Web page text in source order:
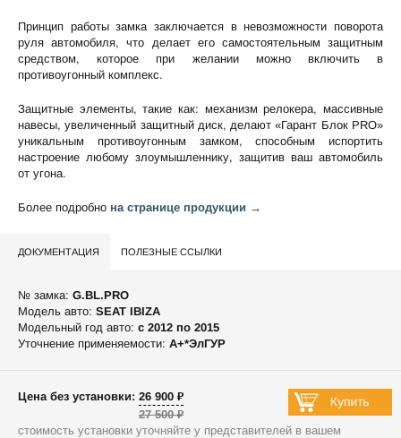
Принцип работы замка заключается в невозможности поворота
руля автомобиля, что делает его самостоятельным защитным
средством, которое при желании можно включить в
противоугонный комплекс.
Защитные элементы, такие как: механизм релокера, массивные
навесы, увеличенный защитный диск, делают «Гарант Блок PRO»
уникальным противоугонным замком, способным испортить
настроение любому злоумышленнику, защитив ваш автомобиль
от угона.
Более подробно на странице продукции →
ДОКУМЕНТАЦИЯ ПОЛЕЗНЫЕ ССЫЛКИ
№ замка: G.BL.PRO
Модель авто: SEAT IBIZA
Модельный год авто: c 2012 по 2015
Уточнение применяемости: А+*ЭлГУР
Цена без установки: 26 900 ₽
27 500 ₽
стоимость установки уточняйте у представителей в вашем